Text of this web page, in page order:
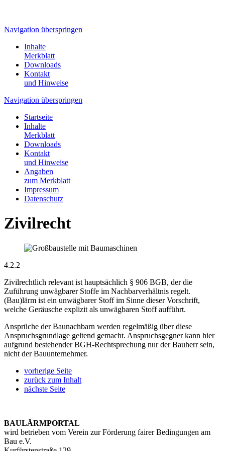
Navigation überspringen
Inhalte
Merkblatt
Downloads
Kontakt
und Hinweise
Navigation überspringen
Startseite
Inhalte
Merkblatt
Downloads
Kontakt
und Hinweise
Angaben
zum Merkblatt
Impressum
Datenschutz
Zivilrecht
4.2.2
Zivilrechtlich relevant ist hauptsächlich § 906 BGB, der die
Zuführung unwägbarer Stoffe im Nachbarverhältnis regelt.
(Bau)lärm ist ein unwägbarer Stoff im Sinne dieser Vorschrift,
welche Geräusche explizit als unwägbaren Stoff aufführt.
Ansprüche der Baunachbarn werden regelmäßig über diese
Anspruchsgrundlage geltend gemacht. Anspruchsgegner kann hier
aufgrund bestehender BGH-Rechtsprechung nur der Bauherr sein,
nicht der Bauunternehmer.
vorherige Seite
zurück zum Inhalt
nächste Seite
BAULÄRMPORTAL
wird betrieben vom Verein zur Förderung fairer Bedingungen am
Bau e.V.